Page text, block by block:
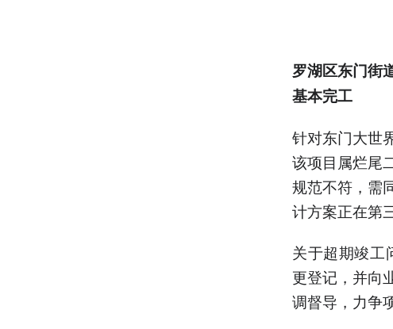
罗湖区东门街
基本完工
针对东门大世
该项目属烂尾
规范不符，需
计方案正在第
关于超期竣工
更登记，并向
调督导，力争